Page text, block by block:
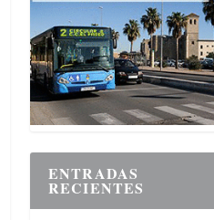
ENTRADAS
RECIENTES